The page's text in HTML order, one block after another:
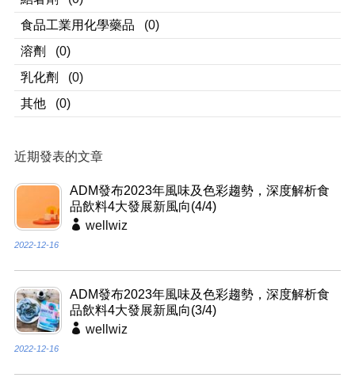
食品工業用化學藥品
(0)
溶劑
(0)
乳化劑
(0)
其他
(0)
近期發表的文章
ADM發布2023年風味及色彩趨勢，深度解析食
品飲料4大發展新風向(4/4)
wellwiz
2022-12-16
ADM發布2023年風味及色彩趨勢，深度解析食
品飲料4大發展新風向(3/4)
wellwiz
2022-12-16